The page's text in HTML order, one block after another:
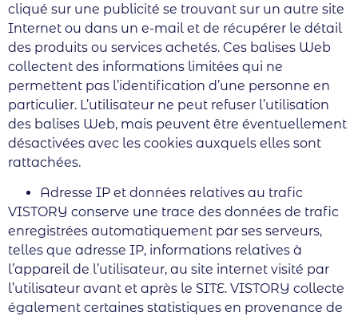
cliqué sur une publicité se trouvant sur un autre site
Internet ou dans un e-mail et de récupérer le détail
des produits ou services achetés. Ces balises Web
collectent des informations limitées qui ne
permettent pas l’identification d’une personne en
particulier. L’utilisateur ne peut refuser l’utilisation
des balises Web, mais peuvent être éventuellement
désactivées avec les cookies auxquels elles sont
rattachées.
Adresse IP et données relatives au trafic
VISTORY conserve une trace des données de trafic
enregistrées automatiquement par ses serveurs,
telles que adresse IP, informations relatives à
l’appareil de l’utilisateur, au site internet visité par
l’utilisateur avant et après le SITE. VISTORY collecte
également certaines statistiques en provenance de